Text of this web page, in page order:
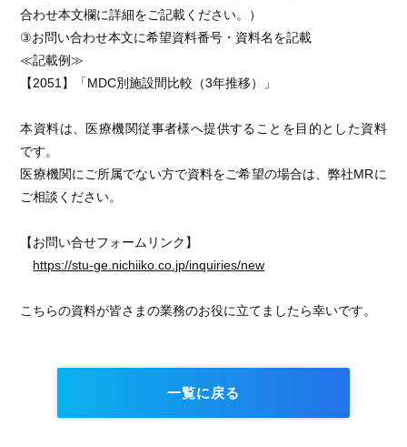
合わせ本文欄に詳細をご記載ください。）
③お問い合わせ本文に希望資料番号・資料名を記載
≪記載例≫
【2051】「MDC別施設間比較（3年推移）」
本資料は、医療機関従事者様へ提供することを目的とした資料
です。
医療機関にご所属でない方で資料をご希望の場合は、弊社MRに
ご相談ください。
【お問い合せフォームリンク】
https://stu-ge.nichiiko.co.jp/inquiries/new
こちらの資料が皆さまの業務のお役に立てましたら幸いです。
一覧に戻る